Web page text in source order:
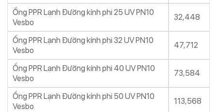
Ống PPR Lạnh Đường kính phi 25 UV PN10
Vesbo
32,448
Ống PPR Lạnh Đường kính phi 32 UV PN10
Vesbo
47,712
Ống PPR Lạnh Đường kính phi 40 UV PN10
Vesbo
73,584
Ống PPR Lạnh Đường kính phi 50 UV PN10
Vesbo
113,568